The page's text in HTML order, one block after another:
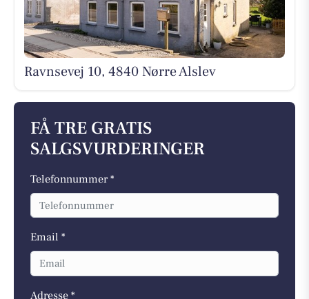
Ravnsevej 10, 4840 Nørre Alslev
FÅ TRE GRATIS
SALGSVURDERINGER
Telefonnummer *
Email *
Adresse *